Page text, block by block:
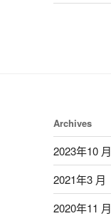
Archives
2023年10 月
2021年3 月
2020年11 月